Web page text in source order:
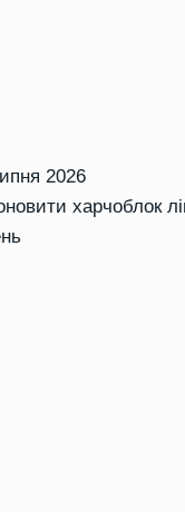
2026
харчоблок